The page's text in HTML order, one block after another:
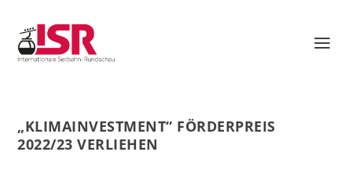
„KLIMAINVESTMENT“ FÖRDERPREIS
2022/23 VERLIEHEN